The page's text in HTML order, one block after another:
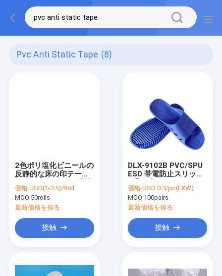
Pvc Anti Static Tape (8)
2色ポリ塩化ビニールの
反静的な床の印テープ
価格:USD(1-3.5)/Roll
MOQ:50rolls
最新価格を得る
接触
DLX-9102B PVC/SPU
ESD 帯電防止スリッパ
ームおよび電子機器工
場用
価格:USD 0.3/pc(EXW)
MOQ:100pairs
最新価格を得る
接触